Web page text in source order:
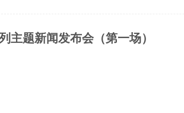
主题新闻发布会（第一场）